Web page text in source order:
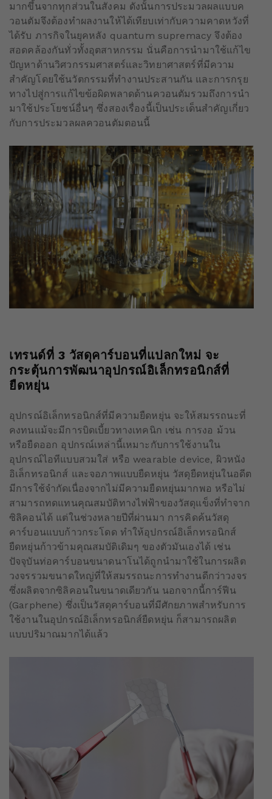
มากขึ้นจากทุกส่วนในสังคม ดังนั้นการประมวลผลแบบค
วอนตัมจึงต้องทำผลงานให้ได้เทียบเท่ากับความคาดหวังที่
ได้รับ ภารกิจในยุคหลัง quantum supremacy จึงต้อง
สอดคล้องกันทั่วทั้งอุตสาหกรรม นั่นคือการนำมาใช้แก้ไข
ปัญหาด้านวิศวกรรมศาสตร์และวิทยาศาสตร์ที่มีความ
สำคัญโดยใช้นวัตกรรมที่ทำงานประสานกัน และการกรุย
ทางไปสู่การแก้ไขข้อผิดพลาดด้านควอนตัมรวมถึงการนำ
มาใช้ประโยชน์อื่นๆ ซึ่งสองเรื่องนี้เป็นประเด็นสำคัญเกี่ยว
กับการประมวลผลควอนตัมตอนนี้
เทรนด์ที่ 3 วัสดุคาร์บอนที่แปลกใหม่ จะ
กระตุ้นการพัฒนาอุปกรณ์อิเล็กทรอนิกส์ที่
ยืดหยุ่น
อุปกรณ์อิเล็กทรอนิกส์ที่มีความยืดหยุ่น จะให้สมรรถนะที่
คงทนแม้จะมีการบิดเบี้ยวทางเทคนิก เช่น การงอ ม้วน
หรือยืดออก อุปกรณ์เหล่านี้เหมาะกับการใช้งานใน
อุปกรณ์ไอทีแบบสวมใส่ หรือ wearable device, ผิวหนัง
อิเล็กทรอนิกส์ และจอภาพแบบยืดหยุ่น วัสดุยืดหยุ่นในอดีต
มีการใช้จำกัดเนื่องจากไม่มีความยืดหยุ่นมากพอ หรือไม่
สามารถทดแทนคุณสมบัติทางไฟฟ้าของวัสดุแข็งที่ทำจาก
ซิลิคอนได้ แต่ในช่วงหลายปีที่ผ่านมา การคิดค้นวัสดุ
คาร์บอนแบบก้าวกระโดด ทำให้อุปกรณ์อิเล็กทรอนิกส์
ยืดหยุ่นก้าวข้ามคุณสมบัติเดิมๆ ของตัวมันเองได้ เช่น
ปัจจุบันท่อคาร์บอนขนาดนาโนได้ถูกนำมาใช้ในการผลิต
วงจรรวมขนาดใหญ่ที่ให้สมรรถนะการทำงานดีกว่าวงจร
ซึ่งผลิตจากซิลิคอนในขนาดเดียวกัน นอกจากนี้การ์ฟีน
(Garphene) ซึ่งเป็นวัสดุคาร์บอนที่มีศักยภาพสำหรับการ
ใช้งานในอุปกรณ์อิเล็กทรอนิกส์ยืดหยุ่น ก็สามารถผลิต
แบบปริมาณมากได้แล้ว